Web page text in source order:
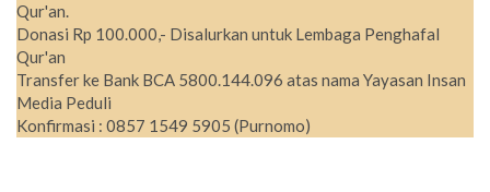
Qur'an.
Donasi Rp 100.000,- Disalurkan untuk Lembaga Penghafal
Qur'an
Transfer ke Bank BCA 5800.144.096 atas nama Yayasan Insan
Media Peduli
Konfirmasi : 0857 1549 5905 (Purnomo)